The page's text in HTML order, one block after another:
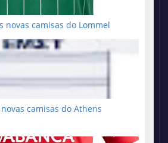
novas camisas do Lommel
camisas do Athens